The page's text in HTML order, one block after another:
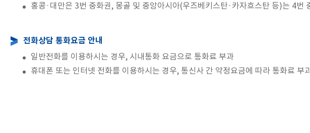
홍콩·대만은 3번 중화권, 몽골 및 중앙아시아(우즈베키스탄·카자흐스탄 등)는 4번
전화상담 통화요금 안내
일반전화를 이용하시는 경우, 시내통화 요금으로 통화료 부과
휴대폰 또는 인터넷 전화를 이용하시는 경우, 통신사 간 약정요금에 따라 통화료 부